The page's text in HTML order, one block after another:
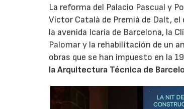
La reforma del Palacio Pascual y
Víctor Català de Premià de Dalt,
la avenida Icaria de Barcelona, la
Palomar y la rehabilitación de un
obras que se han impuesto en la
la Arquitectura Técnica de